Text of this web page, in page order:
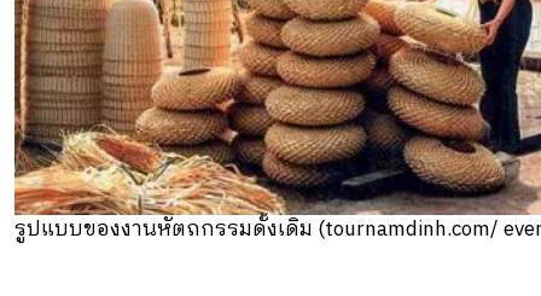
รูปแบบของงานหัตถกรรมดั้งเดิม (tournamdinh.com/